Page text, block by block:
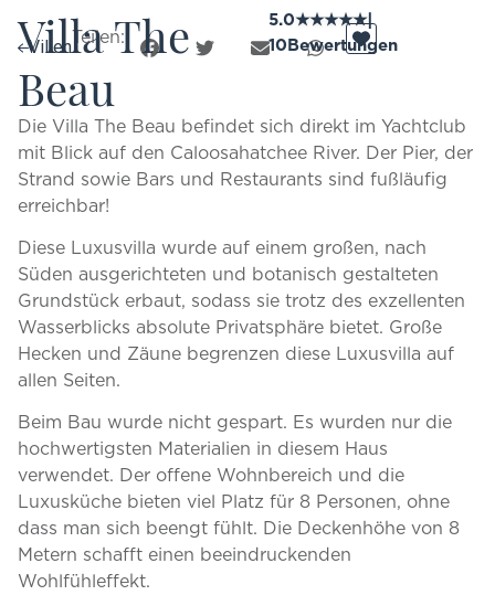
VillenTeilen:
Villa The
Beau
5.0★★★★★|
10Bewertungen
Die Villa The Beau befindet sich direkt im Yachtclub
mit Blick auf den Caloosahatchee River. Der Pier, der
Strand sowie Bars und Restaurants sind fußläufig
erreichbar!
Diese Luxusvilla wurde auf einem großen, nach
Süden ausgerichteten und botanisch gestalteten
Grundstück erbaut, sodass sie trotz des exzellenten
Wasserblicks absolute Privatsphäre bietet. Große
Hecken und Zäune begrenzen diese Luxusvilla auf
allen Seiten.
Beim Bau wurde nicht gespart. Es wurden nur die
hochwertigsten Materialien in diesem Haus
verwendet. Der offene Wohnbereich und die
Luxusküche bieten viel Platz für 8 Personen, ohne
dass man sich beengt fühlt. Die Deckenhöhe von 8
Metern schafft einen beeindruckenden
Wohlfühleffekt.